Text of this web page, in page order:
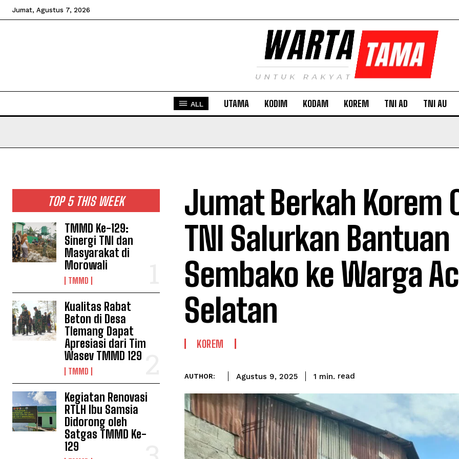
Jumat, Agustus 7, 2026
ALL UTAMA KODIM KODAM KOREM TNI AD TNI AU
TOP 5 THIS WEEK
TMMD Ke-129:
Sinergi TNI dan
Masyarakat di
Morowali
TMMD
Kualitas Rabat
Beton di Desa
Tlemang Dapat
Apresiasi dari Tim
Wasev TMMD 129
TMMD
Kegiatan Renovasi
RTLH Ibu Samsia
Didorong oleh
Satgas TMMD Ke-
129
Jumat Berkah Korem
TNI Salurkan Bantuan
Sembako ke Warga
Selatan
KOREM
AUTHOR: Agustus 9, 2025 1 min. read